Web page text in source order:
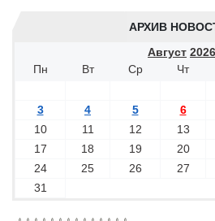
АРХИВ
Август 2026
Пн
Вт Ср Чт
3
4 5 6
10
11 12 13
17
18 19 20
24
25 26 27
31